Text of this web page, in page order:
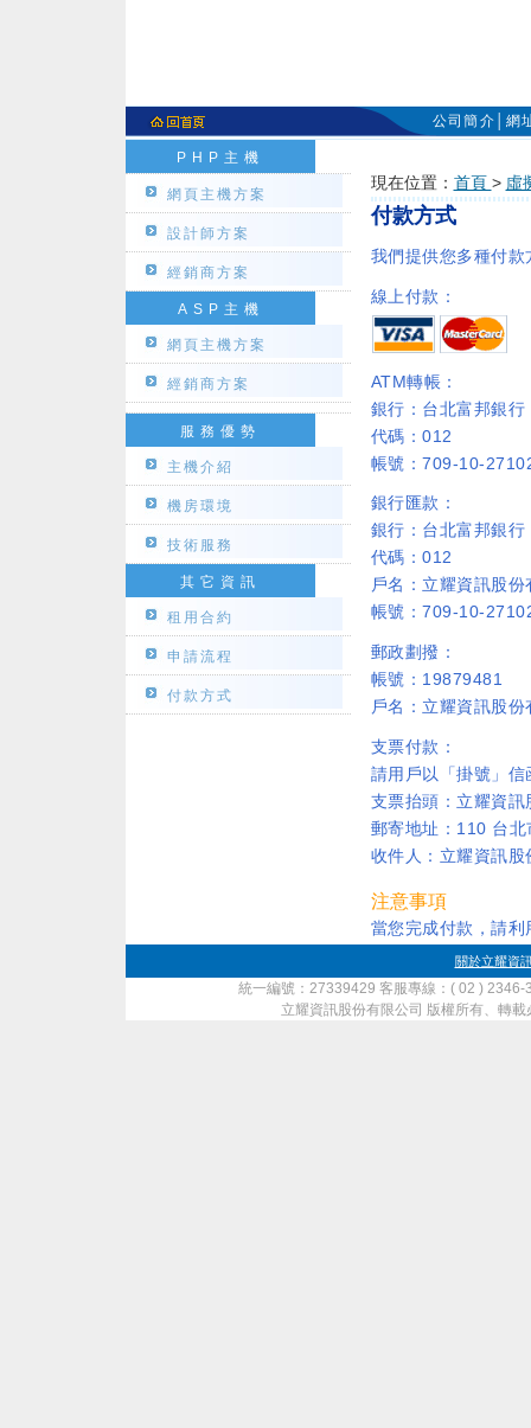
公司簡介 │網
PHP主機
網頁主機方案
設計師方案
經銷商方案
ASP主機
網頁主機方案
經銷商方案
服務優勢
主機介紹
機房環境
技術服務
其它資訊
租用合約
申請流程
付款方式
現在位置： 首頁 > 虛
付款方式
我們提供您多種付
線上付款：
ATM轉帳：
銀行：台北富邦銀行
代碼：012
帳號：709-10-
銀行匯款：
銀行：台北富邦銀行
代碼：012
戶名：立耀資訊股份
帳號：709-10-
郵政劃撥：
帳號：19879481
戶名：立耀資訊股份
支票付款：
請用戶以「掛號」
支票抬頭：立耀資訊
郵寄地址：110 台
收件人：立耀資訊股
注意事項
當您完成付款，請
關於立耀資
統一編號：27339429 客服專線：( 02 )
立耀資訊股份有限公司 版權所有、轉